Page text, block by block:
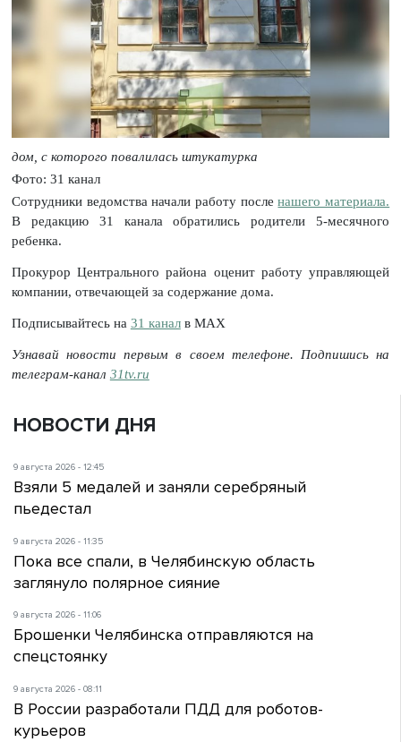
дом, с которого повалилась штукатурка
Фото: 31 канал
Сотрудники ведомства начали работу посленашего материала.
В редакцию 31 канала обратились родители 5-месячного
ребенка.
Прокурор Центрального района оценит работу управляющей
компании, отвечающей за содержание дома.
Подписывайтесь на 31 каналв МАХ
Узнавай новости первым в своем телефоне. Подпишись на
телеграм-канал 31tv.ru
НОВОСТИ ДНЯ
9 августа 2026 - 12:45
Взяли 5 медалей и заняли серебряный
пьедестал
9 августа 2026 - 11:35
Пока все спали, в Челябинскую область
заглянуло полярное сияние
9 августа 2026 - 11:06
Брошенки Челябинска отправляются на
спецстоянку
9 августа 2026 - 08:11
В России разработали ПДД для роботов-
курьеров